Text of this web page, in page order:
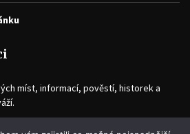
míst, informací, pověstí, historek a